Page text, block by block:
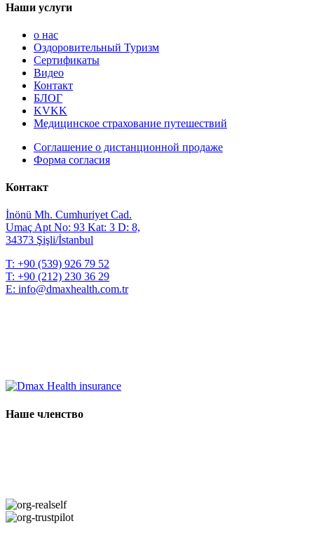
Наши услуги
о нас
Оздоровительный Туризм
Сертификаты
Видео
Контакт
БЛОГ
KVKK
Медицинское страхование путешествий
Соглашение о дистанционной продаже
Форма согласия
Контакт
İnönü Mh. Cumhuriyet Cad.
Umaç Apt No: 93 Kat: 3 D: 8,
34373 Şişli/İstanbul
T: +90 (539) 926 79 52
T: +90 (212) 230 36 29
E: info@dmaxhealth.com.tr
Наше членство